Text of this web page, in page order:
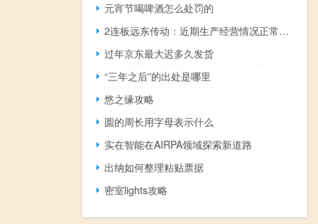
元宵节喝啤酒怎么处罚的
2连板远东传动：近期生产经营情况正常内外部经营环境未发生且未预计将要发生重大变化
过年京东最大迟多久发货
“三年之后”的出处是哪里
悠之缘攻略
圆的周长用字母表示什么
实在智能在AIRPA领域探索新道路
出纳如何整理粘贴票据
密室lights攻略